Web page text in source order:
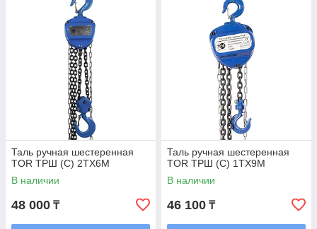
Таль ручная шестеренная
TOR ТРШ (C) 2ТХ6М
В наличии
48 000 ₸
Таль ручная шестеренная
TOR ТРШ (C) 1ТХ9М
В наличии
46 100 ₸